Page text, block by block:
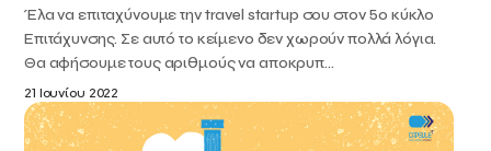
Έλα να επιταχύνουμε την travel startup σου στον 5ο κύκλο
Επιτάχυνσης. Σε αυτό το κείμενο δεν χωρούν πολλά λόγια.
Θα αφήσουμε τους αριθμούς να αποκρυπ...
21 Ιουνίου 2022